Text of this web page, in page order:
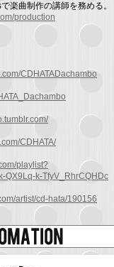
楽曲制作の講師を務める。
production
CDHATADachambo
CDHATA/
playlist?
QX9Lq-k-TfyV_RhrCQHDc
artist/cd-hata/190156